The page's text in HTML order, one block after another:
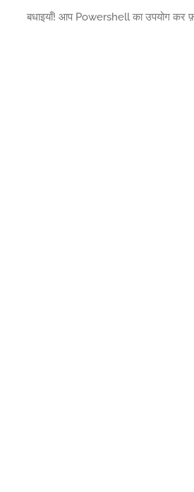
बधाइयाँ! आप Powershell का उपयोग कर